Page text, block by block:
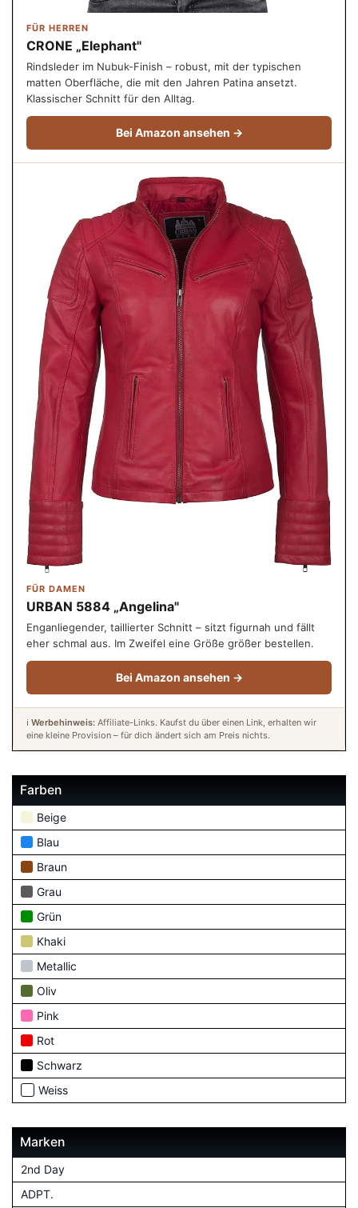
FÜR HERREN
CRONE „Elephant"
Rindsleder im Nubuk-Finish – robust, mit der typischen
matten Oberfläche, die mit den Jahren Patina ansetzt.
Klassischer Schnitt für den Alltag.
Bei Amazon ansehen →
FÜR DAMEN
URBAN 5884 „Angelina"
Enganliegender, taillierter Schnitt – sitzt figurnah und fällt
eher schmal aus. Im Zweifel eine Größe größer bestellen.
Bei Amazon ansehen →
ℹ️ Werbehinweis: Affiliate-Links. Kaufst du über einen Link, erhalten wir
eine kleine Provision – für dich ändert sich am Preis nichts.
Farben
Beige
Blau
Braun
Grau
Grün
Khaki
Metallic
Oliv
Pink
Rot
Schwarz
Weiss
Marken
2nd Day
ADPT.